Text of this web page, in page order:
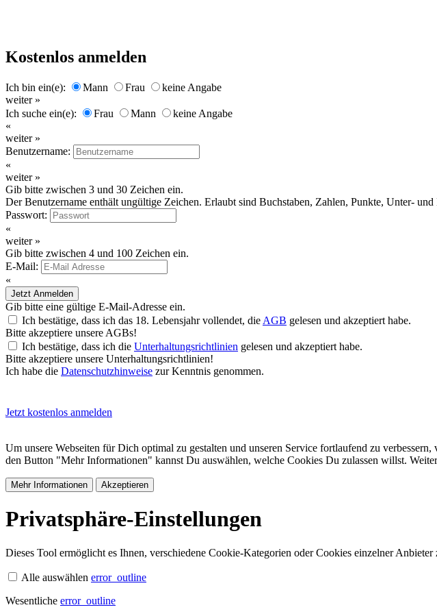
Kostenlos anmelden
Ich bin ein(e): Mann Frau
keine Angabe
weiter »
Ich suche ein(e):
Frau Mann
keine Angabe
«
weiter »
Benutzername:
«
weiter »
Gib bitte zwischen 3 und 30 Zeichen ein.
Der Benutzername enthält ungültige Zeichen. Erlaubt sind Buchstaben, Zahlen, Punkte, Unter- und
Passwort:
«
weiter »
Gib bitte zwischen 4 und 100 Zeichen ein.
E-Mail:
«
Jetzt Anmelden
Gib bitte eine gültige E-Mail-Adresse ein.
Ich bestätige, dass ich das 18. Lebensjahr vollendet, die AGB gelesen und akzeptiert habe.
Bitte akzeptiere unsere AGBs!
Ich bestätige, dass ich die Unterhaltungsrichtlinien gelesen und akzeptiert habe.
Bitte akzeptiere unsere Unterhaltungsrichtlinien!
Ich habe die Datenschutzhinweise zur Kenntnis genommen.
Jetzt kostenlos anmelden
Um unsere Webseiten für Dich optimal zu gestalten und unseren Service fortlaufend zu
den Button "Mehr Informationen" kannst Du auswählen, welche Cookies Du zulassen willst.
Mehr Informationen Akzeptieren
Privatsphäre-Einstellungen
Dieses Tool ermöglicht es Ihnen, verschiedene Cookie-Kategorien oder Cookies einzelner
Alle auswählen error_outline
Wesentliche error_outline